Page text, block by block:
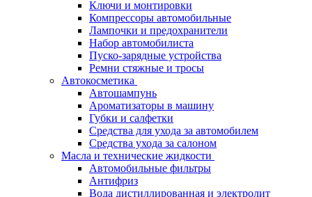
Ключи и монтировки
Компрессоры автомобильные
Лампочки и предохранители
Набор автомобилиста
Пуско-зарядные устройства
Ремни стяжные и тросы
Автокосметика
Автошампунь
Ароматизаторы в машину
Губки и салфетки
Средства для ухода за автомобилем
Средства ухода за салоном
Масла и технические жидкости
Автомобильные фильтры
Антифриз
Вода дистиллированная и электролит